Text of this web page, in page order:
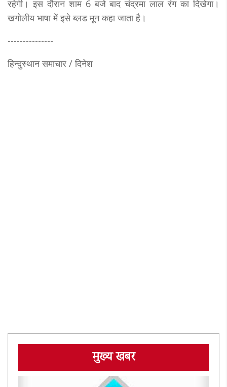
रहेगी। इस दौरान शाम 6 बजे बाद चंद्रमा लाल रंग का दिखेगा।
खगोलीय भाषा में इसे ब्लड मून कहा जाता है।
---------------
हिन्दुस्थान समाचार / दिनेश
मुख्य खबर